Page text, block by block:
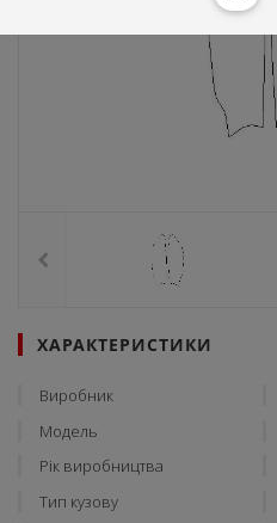
ХАРАКТЕРИСТИКИ
Виробник
Модель
Рік виробництва
Тип кузову